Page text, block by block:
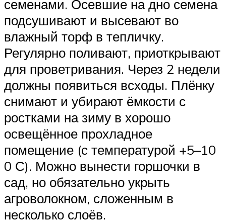
семенами. Осевшие на дно семена
подсушивают и высевают во
влажный торф в тепличку.
Регулярно поливают, приоткрывают
для проветривания. Через 2 недели
должны появиться всходы. Плёнку
снимают и убирают ёмкости с
ростками на зиму в хорошо
освещённое прохладное
помещение (с температурой +5–10
0 С). Можно вынести горшочки в
сад, но обязательно укрыть
агроволокном, сложенным в
несколько слоёв.